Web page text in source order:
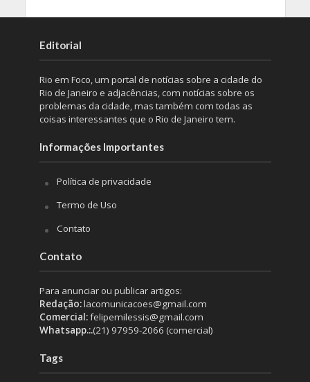
Editorial
Rio em Foco, um portal de notícias sobre a cidade do
Rio de Janeiro e adjacências, com notícias sobre os
problemas da cidade, mas também com todas as
coisas interessantes que o Rio de Janeiro tem.
Informações Importantes
Política de privacidade
Termo de Uso
Contato
Contato
Para anunciar ou publicar artigos:
Redação:lacomunicacoes@gmail.com
Comercial:felipemilessis@gmail.com
Whatsapp.:.(21) 97959-2066 (comercial)
Tags